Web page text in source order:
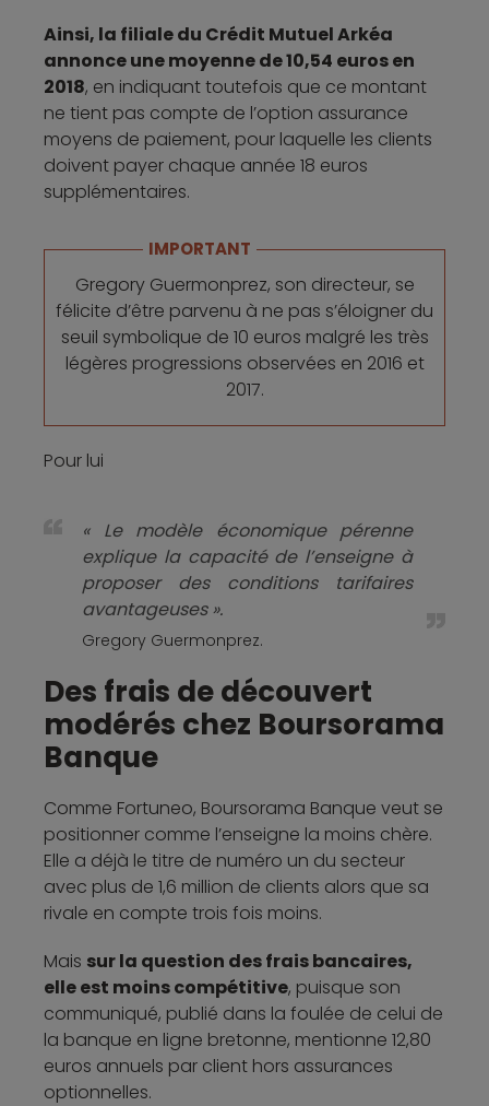
Ainsi, la filiale du Crédit Mutuel Arkéa
annonce une moyenne de 10,54 euros en
2018, en indiquant toutefois que ce montant
ne tient pas compte de l’option assurance
moyens de paiement, pour laquelle les clients
doivent payer chaque année 18 euros
supplémentaires.
IMPORTANT
Gregory Guermonprez, son directeur, se
félicite d’être parvenu à ne pas s’éloigner du
seuil symbolique de 10 euros malgré les très
légères progressions observées en 2016 et
2017.
Pour lui
« Le modèle économique pérenne
explique la capacité de l’enseigne à
proposer des conditions tarifaires
avantageuses ».
Gregory Guermonprez.
Des frais de découvert
modérés chez Boursorama
Banque
Comme Fortuneo, Boursorama Banque veut se
positionner comme l’enseigne la moins chère.
Elle a déjà le titre de numéro un du secteur
avec plus de 1,6 million de clients alors que sa
rivale en compte trois fois moins.
Mais sur la question des frais bancaires,
elle est moins compétitive, puisque son
communiqué, publié dans la foulée de celui de
la banque en ligne bretonne, mentionne 12,80
euros annuels par client hors assurances
optionnelles.